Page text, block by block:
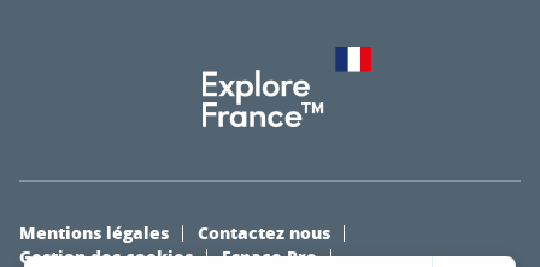
Mentions légales
Contactez nous
Gestion des cookies
Espace Pro